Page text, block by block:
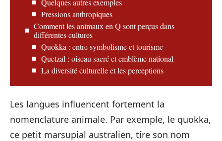
Pressions anthropiques
Comment les animaux en Q sont perçus dans
différentes cultures
Quokka : entre symbolisme et tourisme
Quetzal : oiseau sacré et emblème national
La diversité culturelle et les perceptions
Les langues influencent fortement la
nomenclature animale. Par exemple, le quokka,
ce petit marsupial australien, tire son nom